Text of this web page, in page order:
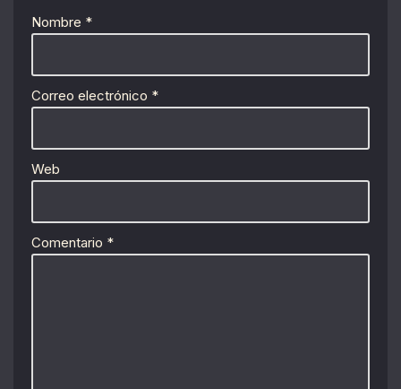
Nombre *
Correo electrónico *
Web
Comentario *